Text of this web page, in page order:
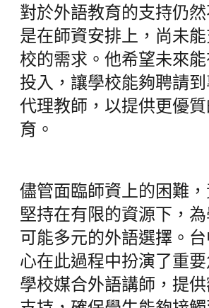
對於外語教育的支持仍
是在師資安排上，尚未
校的需求。他希望未來
投入，讓學校能夠聘請
代理教師，以提供更優
育。
儘管面臨師資上的困難
堅持在有限的資源下，
可能多元的外語選擇。
心在此過程中扮演了重
學校媒合外語講師，提